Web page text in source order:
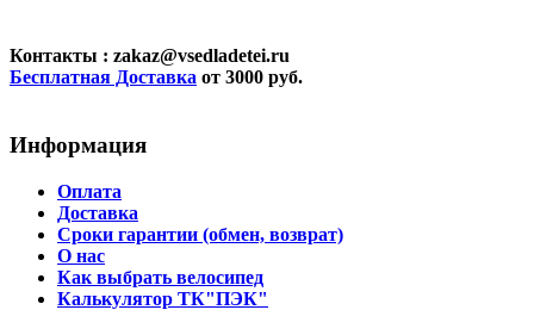
Контакты : zakaz@vsedladetei.ru
Бесплатная Доставка от 3000 руб.
Информация
Оплата
Доставка
Сроки гарантии (обмен, возврат)
О нас
Как выбрать велосипед
Калькулятор ТК"ПЭК"